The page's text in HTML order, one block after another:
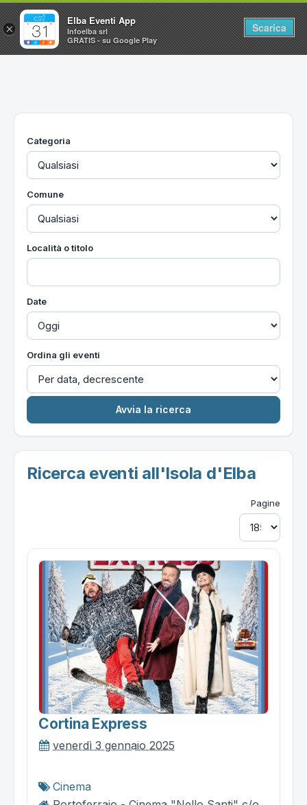
Home
Utilità
Categoria
Comune
Località o titolo
Date
Ordina gli eventi
Ricerca eventi all'Isola d'Elba
Pagine
Cortina Express
venerdì 3 gennaio 2025
Cinema
×
Elba Eventi App
Infoelba srl
GRATIS - su Google Play
Scarica